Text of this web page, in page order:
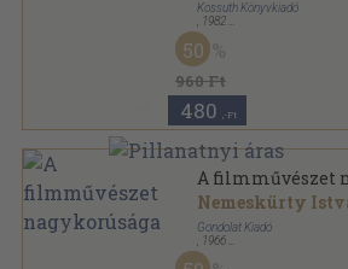
Kossuth Könyvkiadó
1982
Ragasztott kemény papírkötés
Népszerű Történelem sorozat
960 Ft
50
480 ,-Ft
A filmművészet
Nemeskürty
Gondolat Kiadó
1966
Fűzött keménykötés